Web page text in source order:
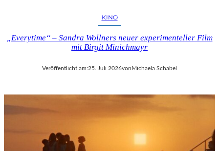
KINO
„Everytime“ – Sandra Wollners neuer experimenteller Film
mit Birgit Minichmayr
Veröffentlicht am:25. Juli 2026vonMichaela Schabel